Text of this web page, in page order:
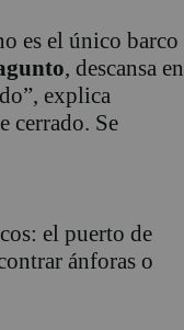
es el único barco
, descansa en
explica
cerrado. Se
el puerto de
ánforas o